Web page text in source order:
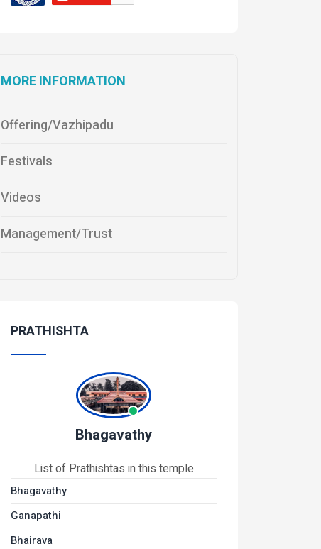
MORE INFORMATION
Offering/Vazhipadu
Festivals
Videos
Management/Trust
PRATHISHTA
Bhagavathy
List of Prathishtas in this temple
Bhagavathy
Ganapathi
Bhairava